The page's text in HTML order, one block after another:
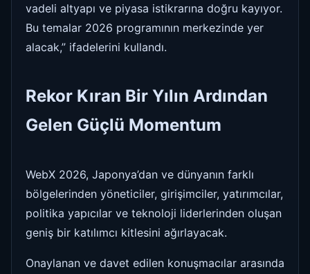
vadeli altyapı ve piyasa istikrarına doğru kayıyor.
Bu temalar 2026 programının merkezinde yer
alacak,” ifadelerini kullandı.
Rekor Kıran Bir Yılın Ardından
Gelen Güçlü Momentum
WebX 2026, Japonya’dan ve dünyanın farklı
bölgelerinden yöneticiler, girişimciler, yatırımcılar,
politika yapıcılar ve teknoloji liderlerinden oluşan
geniş bir katılımcı kitlesini ağırlayacak.
Onaylanan ve davet edilen konuşmacılar arasında